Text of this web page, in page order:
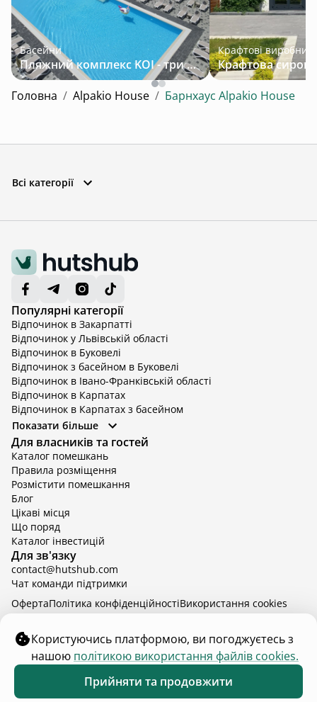
Басейни
Пляжний комплекс KOI - три підігрівані басейни серед лісу за 30 км від Львова
Крафтові
Головна / Alpakio House / Барнхаус Alpakio House
доба
2 дорослих
Забронювати
Всі категорії
Популярні категорії
Відпочинок в Закарпатті
Відпочинок у Львівській області
Відпочинок в Буковелі
Відпочинок з басейном в Буковелі
Відпочинок в Івано-Франківській області
Відпочинок в Карпатах
Відпочинок в Карпатах з басейном
Відпочинок в Київській області
Відпочинок в Київській області з басейном
Відпочинок в Тернопільській області
Відпочинок у Вінницькій області
Відпочинок в Яремче
Відпочинок у Львівській області з басейном
Відпочинок з басейном в Тернопільській області
Показати більше
Для власників та гостей
Каталог помешкань
Правила розміщення
Розмістити помешкання
Блог
Цікаві місця
Що поряд
Каталог інвестицій
Для зв'язку
contact@hutshub.com
Чат команди підтримки
hutshub | ©2026
ОфертаПолітика конфіденційностіBикористання cookies
Користуючись платформою, ви погоджуєтесь з
нашою політикою використання файлів cookies.
Прийняти та продовжити